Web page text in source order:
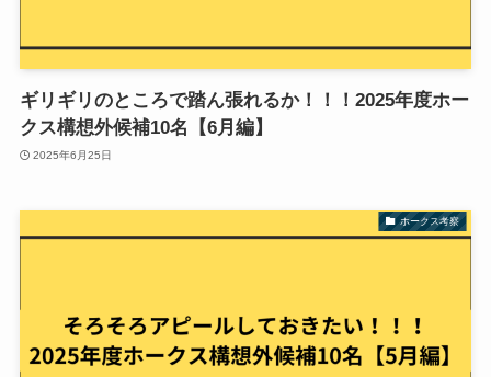
ギリギリのところで踏ん張れるか！！！2025年度ホー
クス構想外候補10名【6月編】
2025年6月25日
ホークス考察